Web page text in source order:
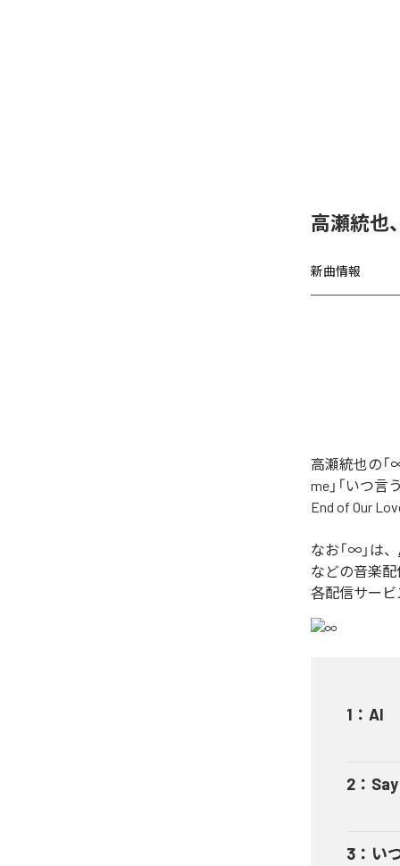
高瀬統也
新曲情報
高瀬統也の「
me」「いつ言
End of Our
なお「∞ 」は、
などの音楽配
各配信サービ
1 ： AI
2 ：
3 ： い